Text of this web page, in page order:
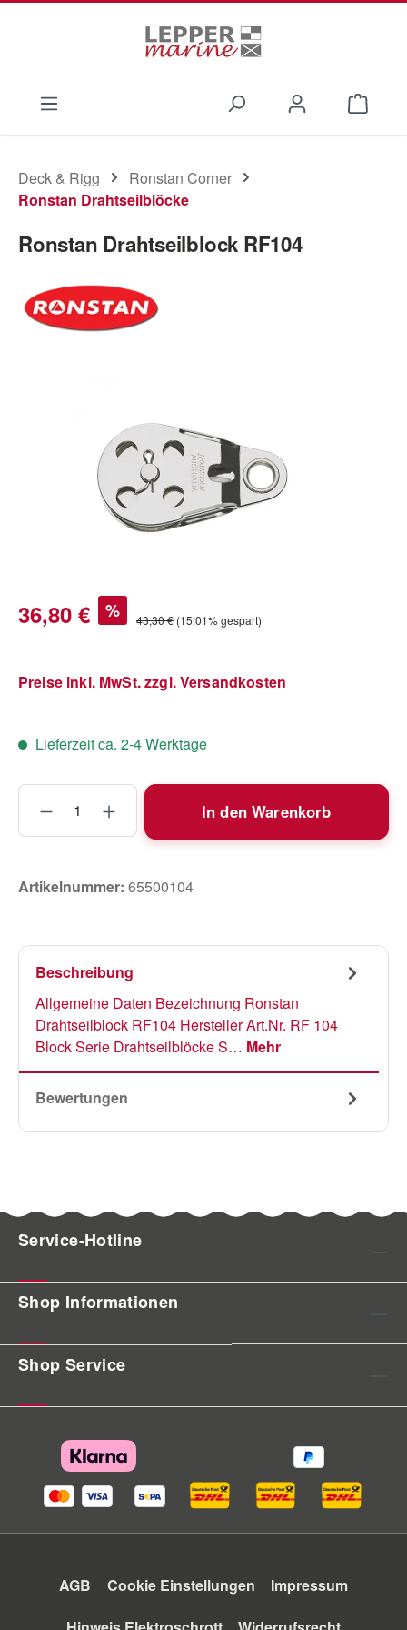
Deck & Rigg
Ronstan Corner
Ronstan Drahtseilblöcke
Ronstan Drahtseilblock RF104
Verkaufspreis:
36,80 € % Regulärer Preis:
43,30 € (15.01% gespart)
Preise inkl. MwSt. zzgl. Versandkosten
Lieferzeit ca. 2-4 Werktage
Produkt Anzahl: Gib den gewünschten
In den Warenkorb
Artikelnummer: 65500104
Beschreibung
Allgemeine Daten Bezeichnung Ronstan
Drahtseilblock RF104 Hersteller Art.Nr. RF 104
Block Serie Drahtseilblöcke S… Mehr
Bewertungen
Service-Hotline
Shop Informationen
Shop Service
AGB Cookie Einstellungen Impressum